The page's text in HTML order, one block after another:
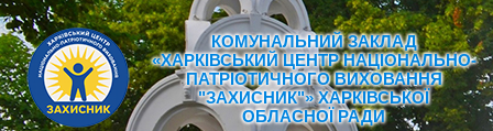
КОМУНАЛЬНИЙ ЗАКЛАД
«ХАРКІВСЬКИЙ ЦЕНТР НАЦІОНАЛЬНО-
ПАТРІОТИЧНОГО ВИХОВАННЯ
"ЗАХИСНИК"» ХАРКІВСЬКОЇ
ОБЛАСНОЇ РАДИ